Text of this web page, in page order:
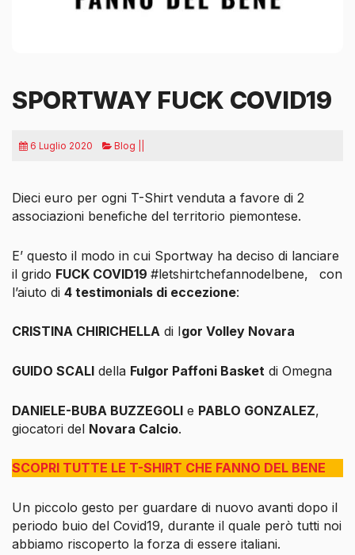
SPORTWAY FUCK COVID19
6 Luglio 2020 Blog ||
Dieci euro per ogni T-Shirt venduta a favore di 2
associazioni benefiche del territorio piemontese.
E’ questo il modo in cui Sportway ha deciso di lanciare
il grido FUCK COVID19 #letshirtchefannodelbene,
con
l’aiuto di 4 testimonials di eccezione:
CRISTINA CHIRICHELLA di Igor Volley Novara
GUIDO SCALI della Fulgor Paffoni Basket di Omegna
DANIELE-BUBA BUZZEGOLI e PABLO GONZALEZ,
giocatori del Novara Calcio.
SCOPRI TUTTE LE T-SHIRT CHE FANNO DEL BENE
Un piccolo gesto per guardare di nuovo avanti dopo il
periodo buio del Covid19, durante il quale però tutti noi
abbiamo riscoperto la forza di essere italiani.